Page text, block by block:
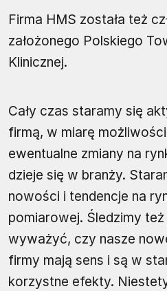
Firma HMS została też
założonego Polskiego
Klinicznej.
Cały czas staramy się
firmą, w miarę
ewentualne zmiany na
dzieje się w branży.
nowości i tendencje na
pomiarowej. Śledzimy
wyważyć, czy nasze
firmy mają sens i są w
korzystne efekty.